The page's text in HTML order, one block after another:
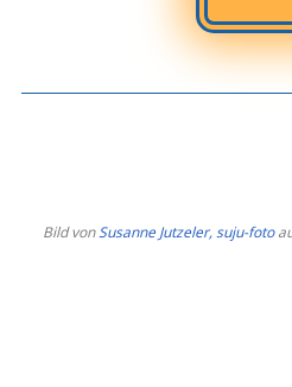
Bild vonSusanne Jutzeler, suju-foto